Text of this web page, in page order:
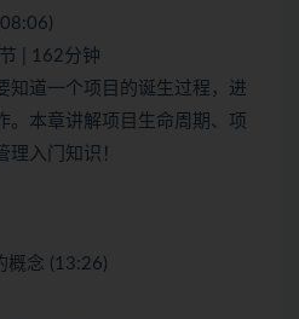
| 162分钟
知道一个项目的诞生过程，进
。本章讲解项目生命周期、项
理入门知识！
概念 (13:26)